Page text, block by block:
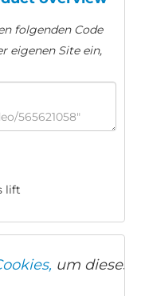
folgenden Code
eigenen Site ein,
lift
um dieses